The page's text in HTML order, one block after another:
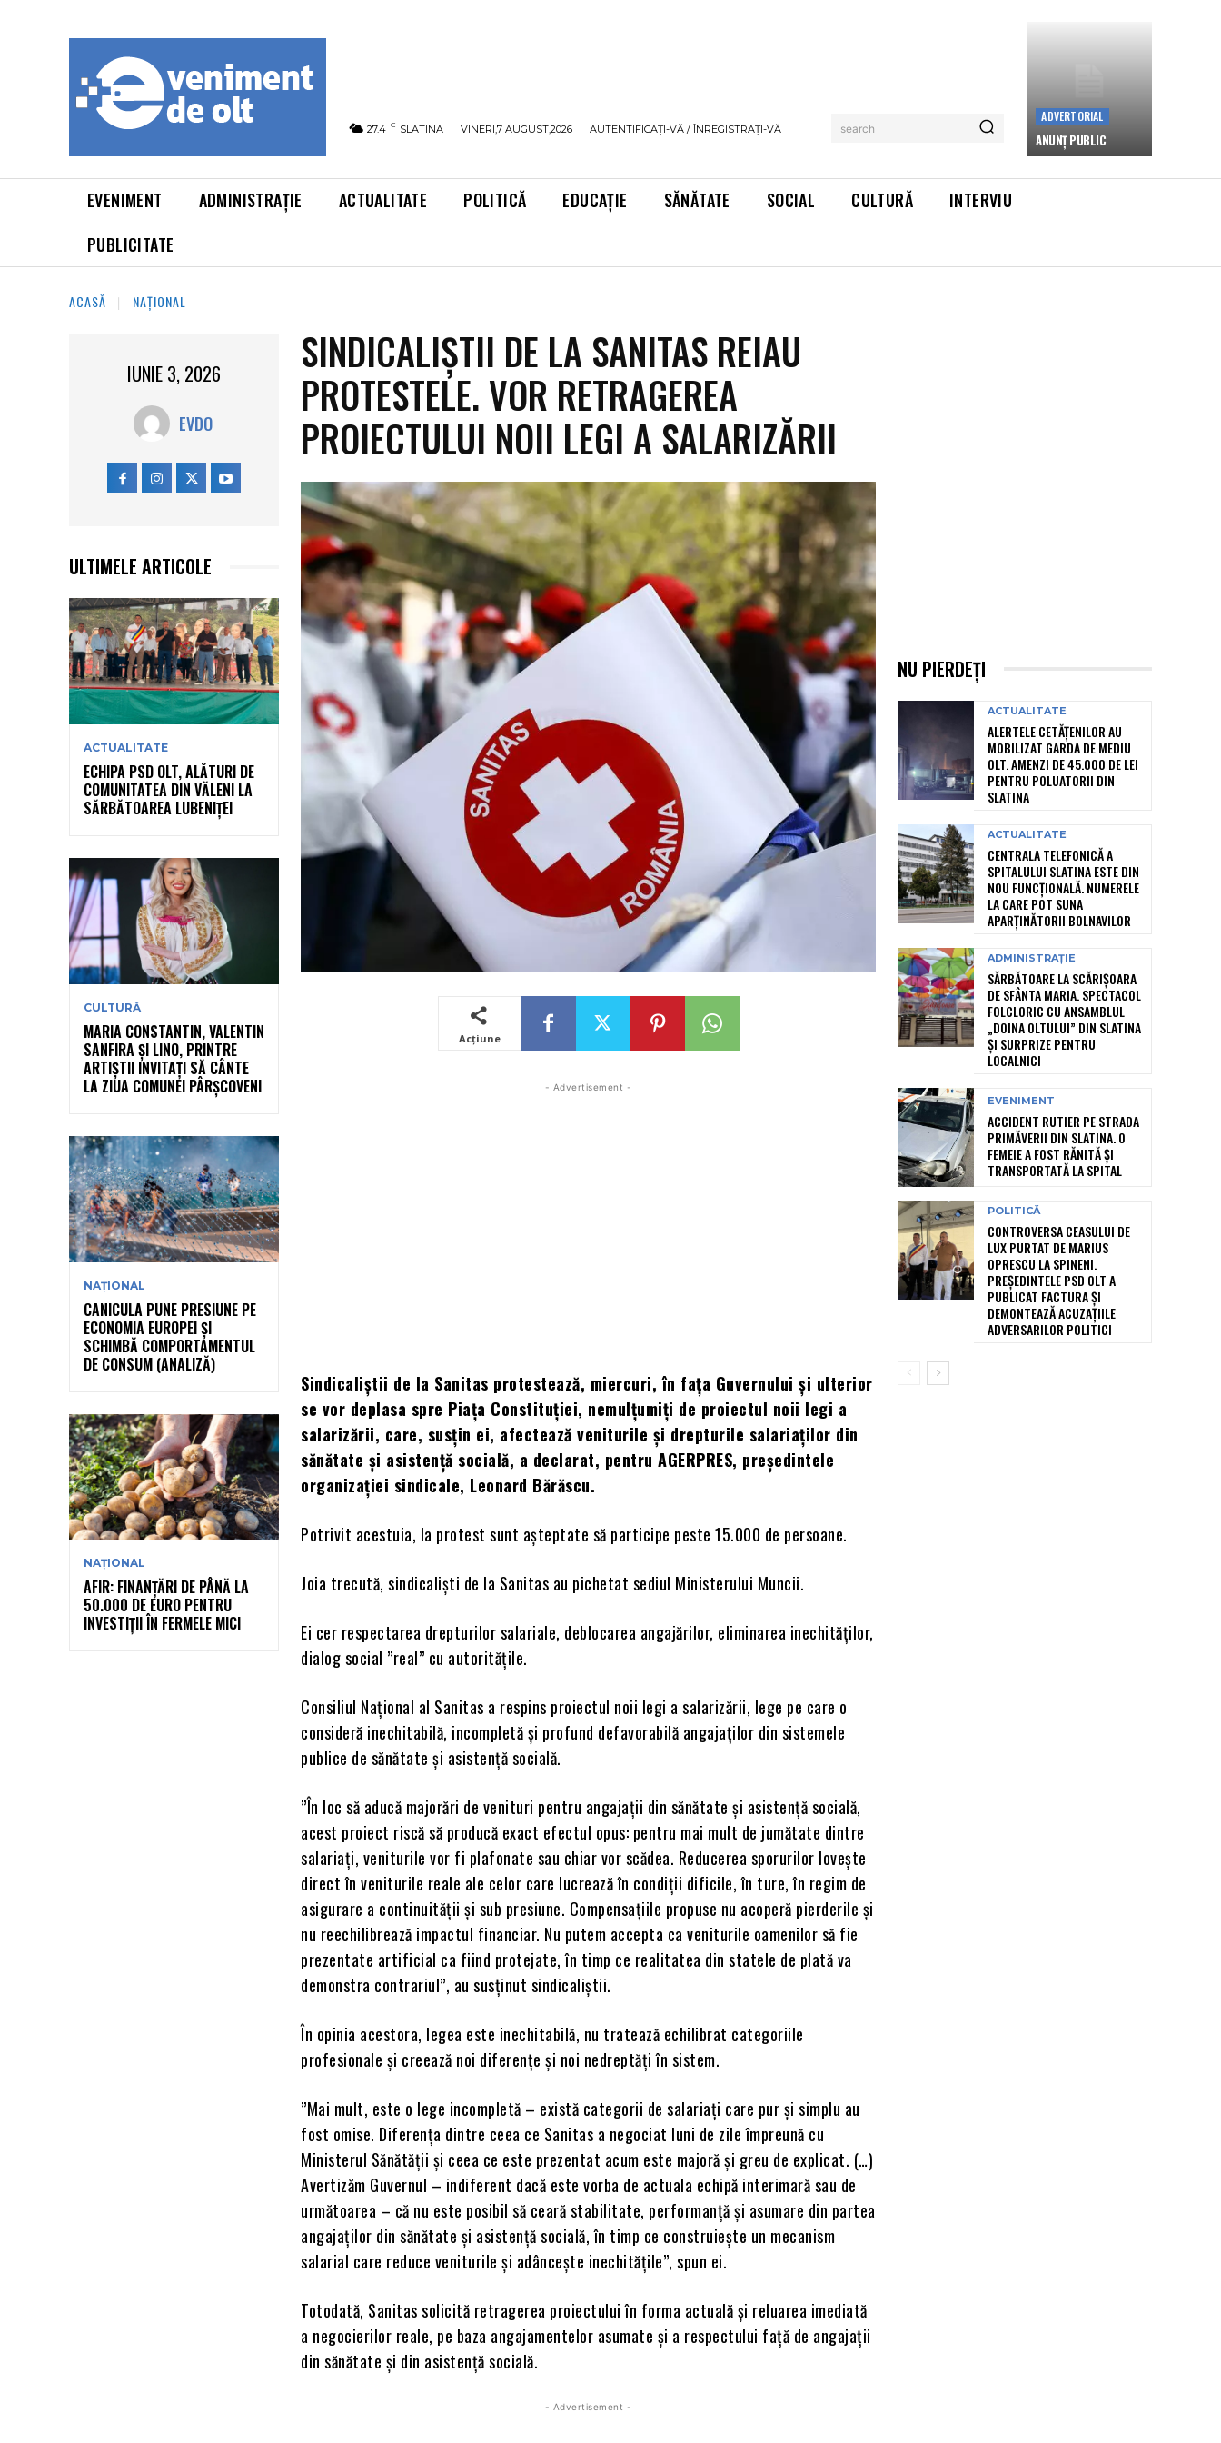
27.4 C SLATINA VINERI,7 AUGUST,2026 AUTENTIFICAȚI-VĂ / ÎNREGISTRAȚI-VĂ search
ADVERTORIAL
ANUNȚ PUBLIC
EVENIMENT ADMINISTRAȚIE ACTUALITATE POLITICĂ EDUCAȚIE SĂNĂTATE SOCIAL CULTURĂ
INTERVIU
PUBLICITATE
ACASĂ NAȚIONAL
IUNIE 3, 2026
EVDO
ULTIMELE ARTICOLE
ACTUALITATE
ECHIPA PSD OLT, ALĂTURI DE
COMUNITATEA DIN VĂLENI LA
SĂRBĂTOAREA LUBENIȚEI
CULTURĂ
MARIA CONSTANTIN, VALENTIN
SANFIRA ȘI LINO, PRINTRE
ARTIȘTII INVITAȚI SĂ CÂNTE
LA ZIUA COMUNEI PÂRȘCOVENI
NAȚIONAL
CANICULA PUNE PRESIUNE PE
ECONOMIA EUROPEI ȘI
SCHIMBĂ COMPORTAMENTUL
DE CONSUM (ANALIZĂ)
NAȚIONAL
AFIR: FINANȚĂRI DE PÂNĂ LA
50.000 DE EURO PENTRU
INVESTIȚII ÎN FERMELE MICI
SINDICALIȘTII DE LA SANITAS REIAU
PROTESTELE. VOR RETRAGEREA
PROIECTULUI NOII LEGI A SALARIZĂRII
Acțiune
- Advertisement -
Sindicaliștii de la Sanitas protestează, miercuri, în fața Guvernului și ulterior
se vor deplasa spre Piața Constituției, nemulțumiți de proiectul noii legi a
salarizării, care, susțin ei, afectează veniturile și drepturile salariaților din
sănătate și asistență socială, a declarat, pentru AGERPRES, președintele
organizației sindicale, Leonard Bărăscu.
Potrivit acestuia, la protest sunt așteptate să participe peste 15.000 de persoane.
Joia trecută, sindicaliști de la Sanitas au pichetat sediul Ministerului Muncii.
Ei cer respectarea drepturilor salariale, deblocarea angajărilor, eliminarea inechităților,
dialog social ”real” cu autoritățile.
Consiliul Național al Sanitas a respins proiectul noii legi a salarizării, lege pe care o
consideră inechitabilă, incompletă și profund defavorabilă angajaților din sistemele
publice de sănătate și asistență socială.
”În loc să aducă majorări de venituri pentru angajații din sănătate și asistență socială,
acest proiect riscă să producă exact efectul opus: pentru mai mult de jumătate dintre
salariați, veniturile vor fi plafonate sau chiar vor scădea. Reducerea sporurilor lovește
direct în veniturile reale ale celor care lucrează în condiții dificile, în ture, în regim de
asigurare a continuității și sub presiune. Compensațiile propuse nu acoperă pierderile și
nu reechilibrează impactul financiar. Nu putem accepta ca veniturile oamenilor să fie
prezentate artificial ca fiind protejate, în timp ce realitatea din statele de plată va
demonstra contrariul”, au susținut sindicaliștii.
În opinia acestora, legea este inechitabilă, nu tratează echilibrat categoriile
profesionale și creează noi diferențe și noi nedreptăți în sistem.
”Mai mult, este o lege incompletă – există categorii de salariați care pur și simplu au
fost omise. Diferența dintre ceea ce Sanitas a negociat luni de zile împreună cu
Ministerul Sănătății și ceea ce este prezentat acum este majoră și greu de explicat. (…)
Avertizăm Guvernul – indiferent dacă este vorba de actuala echipă interimară sau de
următoarea – că nu este posibil să ceară stabilitate, performanță și asumare din partea
angajaților din sănătate și asistență socială, în timp ce construiește un mecanism
salarial care reduce veniturile și adâncește inechitățile”, spun ei.
Totodată, Sanitas solicită retragerea proiectului în forma actuală și reluarea imediată
a negocierilor reale, pe baza angajamentelor asumate și a respectului față de angajații
din sănătate și din asistență socială.
- Advertisement -
NU PIERDEȚI
ACTUALITATE
ALERTELE CETĂȚENILOR AU
MOBILIZAT GARDA DE MEDIU
OLT. AMENZI DE 45.000 DE LEI
PENTRU POLUATORII DIN
SLATINA
ACTUALITATE
CENTRALA TELEFONICĂ A
SPITALULUI SLATINA ESTE DIN
NOU FUNCȚIONALĂ. NUMERELE
LA CARE POT SUNA
APARȚINĂTORII BOLNAVILOR
ADMINISTRAȚIE
SĂRBĂTOARE LA SCĂRIȘOARA
DE SFÂNTA MARIA. SPECTACOL
FOLCLORIC CU ANSAMBLUL
„DOINA OLTULUI” DIN SLATINA
ȘI SURPRIZE PENTRU
LOCALNICI
EVENIMENT
ACCIDENT RUTIER PE STRADA
PRIMĂVERII DIN SLATINA. O
FEMEIE A FOST RĂNITĂ ȘI
TRANSPORTATĂ LA SPITAL
POLITICĂ
CONTROVERSA CEASULUI DE
LUX PURTAT DE MARIUS
OPRESCU LA SPINENI.
PREȘEDINTELE PSD OLT A
PUBLICAT FACTURA ȘI
DEMONTEAZĂ ACUZAȚIILE
ADVERSARILOR POLITICI